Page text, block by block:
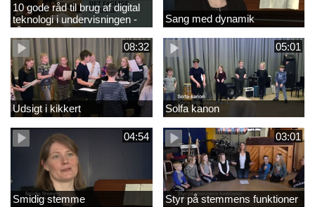
10 gode råd til brug af digital
teknologi i undervisningen -
råd 1
Sang med dynamik
08:32
Udsigt i kikkert
05:01
Solfa kanon
04:54
Smidig stemme
03:01
Styr på stemmens funktioner